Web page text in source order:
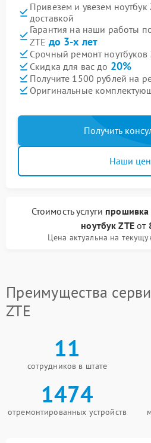
Привезем и увезем ноутбук
доставкой
Гарантия на наши работы
ZTE до 3-х лет
Срочный ремонт ноутбуков
Скидка для вас до 20%
Получите 1500 рублей на
Оригинальные
Получить
Наши
Стоимость услуги прошивка
ноутбук ZTEот
Цена актуальна на
Преимущества
ZTE
11
сотрудников в штате
1474
отремонтированных устройств